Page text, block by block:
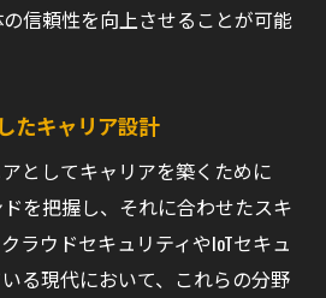
信頼性を向上させることが可能
たキャリア設計
としてキャリアを築くために
を把握し、それに合わせたスキ
ラウドセキュリティやIoTセキュ
る現代において、これらの分野